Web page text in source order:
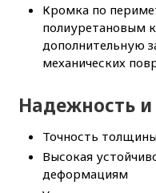
Кромка по
полиуретановым
дополнительную
механических
Надежность
Точность
Высокая
деформациям